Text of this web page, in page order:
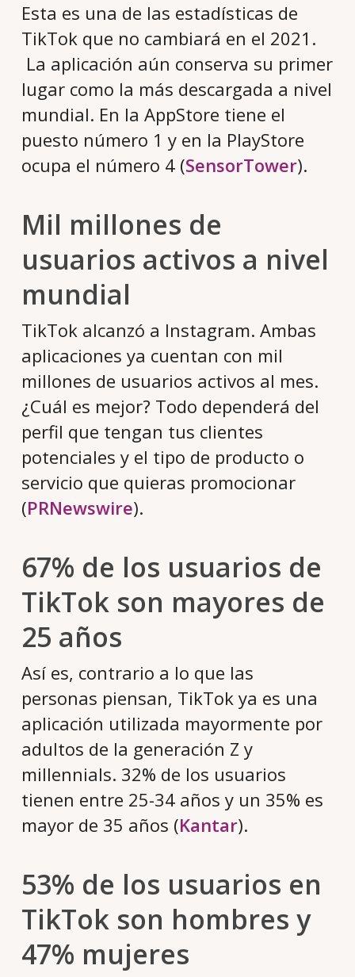
Esta es una de las estadísticas de
TikTok que no cambiará en el 2021.
La aplicación aún conserva su primer
lugar como la más descargada a nivel
mundial. En la AppStore tiene el
puesto número 1 y en la PlayStore
ocupa el número 4 (SensorTower).
Mil millones de
usuarios activos a nivel
mundial
TikTok alcanzó a Instagram. Ambas
aplicaciones ya cuentan con mil
millones de usuarios activos al mes.
¿Cuál es mejor? Todo dependerá del
perfil que tengan tus clientes
potenciales y el tipo de producto o
servicio que quieras promocionar
(PRNewswire).
67% de los usuarios de
TikTok son mayores de
25 años
Así es, contrario a lo que las
personas piensan, TikTok ya es una
aplicación utilizada mayormente por
adultos de la generación Z y
millennials. 32% de los usuarios
tienen entre 25-34 años y un 35% es
mayor de 35 años (Kantar).
53% de los usuarios en
TikTok son hombres y
47% mujeres